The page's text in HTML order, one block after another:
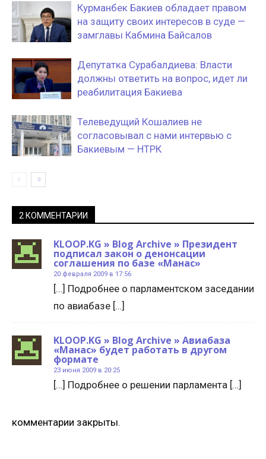
Курманбек Бакиев обладает правом
на защиту своих интересов в суде —
замглавы Кабмина Байсалов
Депутатка Сурабалдиева: Власти
должны ответить на вопрос, идет ли
реабилитация Бакиева
Телеведущий Кошалиев не
согласовывал с нами интервью с
Бакиевым — НТРК
2 КОММЕНТАРИИ
KLOOP.KG » Blog Archive » Президент
подписал закон о денонсации
соглашения по базе «Манас»
20 февраля 2009 в 17:56
[…] Подробнее о парламентском заседании
по авиабазе […]
KLOOP.KG » Blog Archive » Авиабаза
«Манас» будет работать в другом
формате
23 июня 2009 в 20:25
[…] Подробнее о решении парламента […]
комментарии закрыты.